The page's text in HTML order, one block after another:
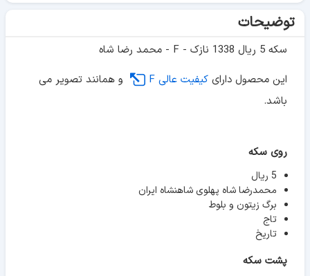
توضیحات
سکه 5 ریال 1338 نازک - F - محمد رضا شاه
این محصول دارای کیفیت عالی F
و همانند تصویر می
باشد.
روی سکه
5 ریال
محمدرضا شاه پهلوی شاهنشاه ایران
برگ زیتون و بلوط
تاج
تاریخ
پشت سکه